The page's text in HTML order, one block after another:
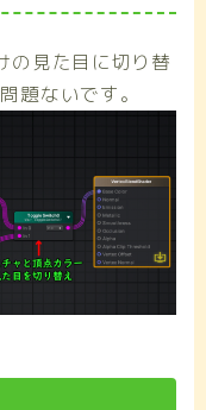
の見た目に切り替
題ないです。